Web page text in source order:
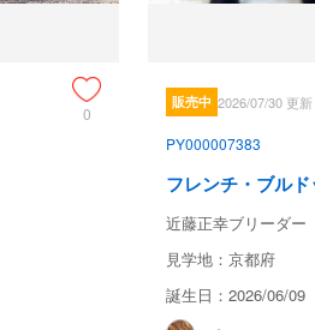
0
販売中 2026/07/30 更新
PY000007383
フレンチ・ブル
近藤正幸ブリーダー
見学地：京都府
誕生日：2026/06/09